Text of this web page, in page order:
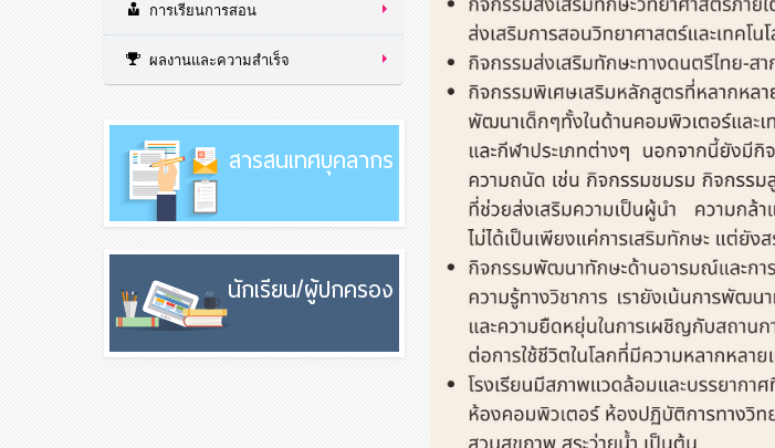
การเรียนการสอน
ผลงานและความสำเร็จ
สารสนเทศบุคลากร
นักเรียน/ผู้ปกครอง